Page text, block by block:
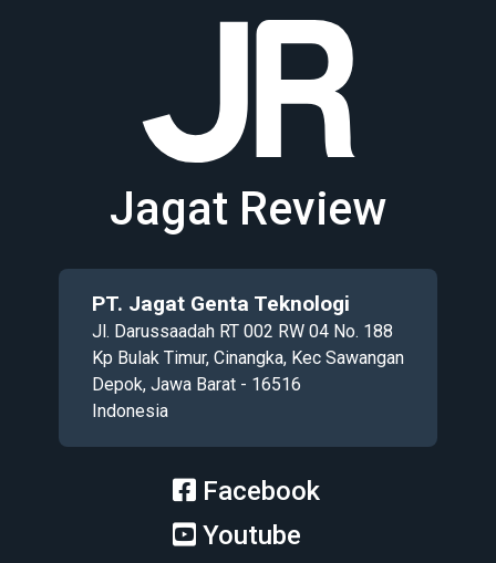
Jagat Review
PT. Jagat Genta Teknologi
Jl. Darussaadah RT 002 RW 04 No. 188
Kp Bulak Timur, Cinangka, Kec Sawangan
Depok, Jawa Barat - 16516
Indonesia
Facebook
Youtube